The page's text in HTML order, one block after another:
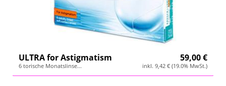
ULTRA for Astigmatism
6 torische Monatslinse...
59,00 €
inkl. 9,42 € (19.0% MwSt.)